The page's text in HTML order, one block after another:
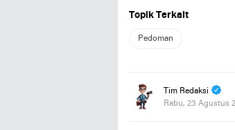
Topik Terkait
Pedoman
Tim Redaksi
Rabu, 23 Agustus